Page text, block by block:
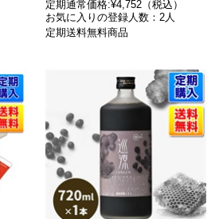
定期通常価格:¥4,752（税込）
お気に入りの登録人数：2人
定期送料無料商品